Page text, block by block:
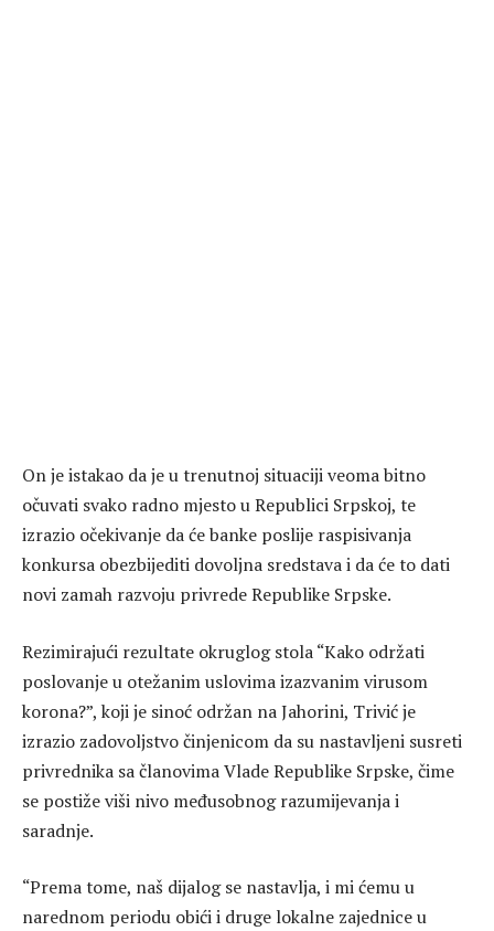
On je istakao da je u trenutnoj situaciji veoma bitno
očuvati svako radno mjesto u Republici Srpskoj, te
izrazio očekivanje da će banke poslije raspisivanja
konkursa obezbijediti dovoljna sredstava i da će to dati
novi zamah razvoju privrede Republike Srpske.
Rezimirajući rezultate okruglog stola “Kako održati
poslovanje u otežanim uslovima izazvanim virusom
korona?”, koji je sinoć održan na Jahorini, Trivić je
izrazio zadovoljstvo činjenicom da su nastavljeni susreti
privrednika sa članovima Vlade Republike Srpske, čime
se postiže viši nivo međusobnog razumijevanja i
saradnje.
“Prema tome, naš dijalog se nastavlja, i mi ćemu u
narednom periodu obići i druge lokalne zajednice u